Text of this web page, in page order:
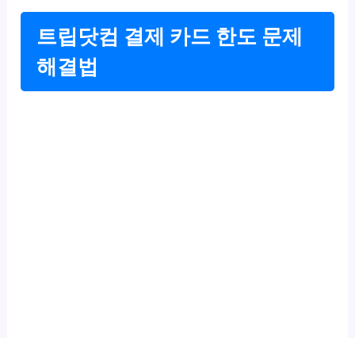
트립닷컴 결제 카드 한도 문제
해결법